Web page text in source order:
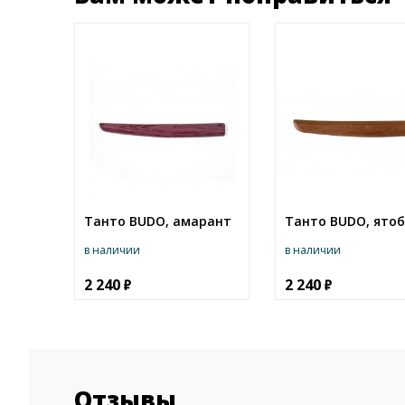
Танто BUDO, амарант
в наличии
2 240
Танто BUDO,
в наличии
2 240